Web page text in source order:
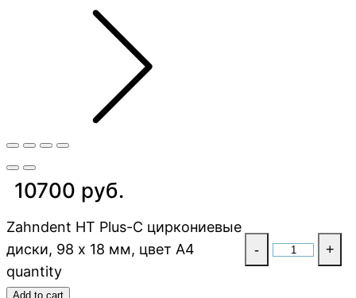
10700 руб.
Zahndent HT Plus-C циркониевые
диски, 98 х 18 мм, цвет A4
quantity
- +
Add to cart